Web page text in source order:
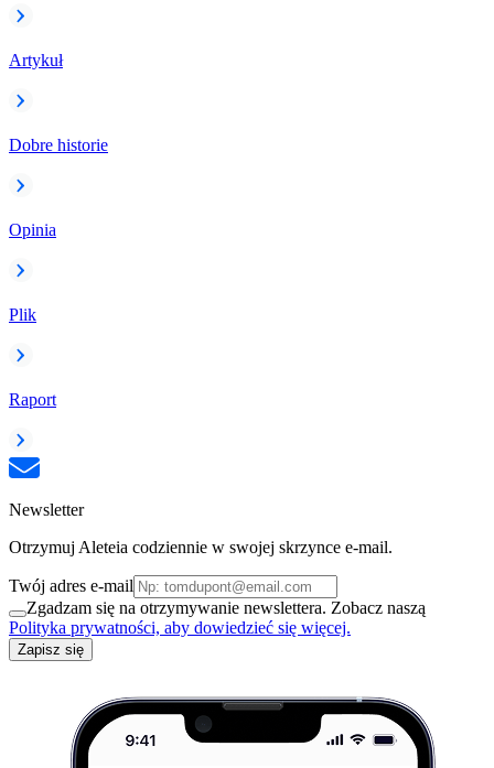
Artykuł
Dobre historie
Opinia
Plik
Raport
Newsletter
Otrzymuj Aleteia codziennie w swojej skrzynce e-mail.
Twój adres e-mail
Zgadzam się na otrzymywanie newslettera. Zobacz naszą
Polityka prywatności, aby dowiedzieć się więcej.
Zapisz się